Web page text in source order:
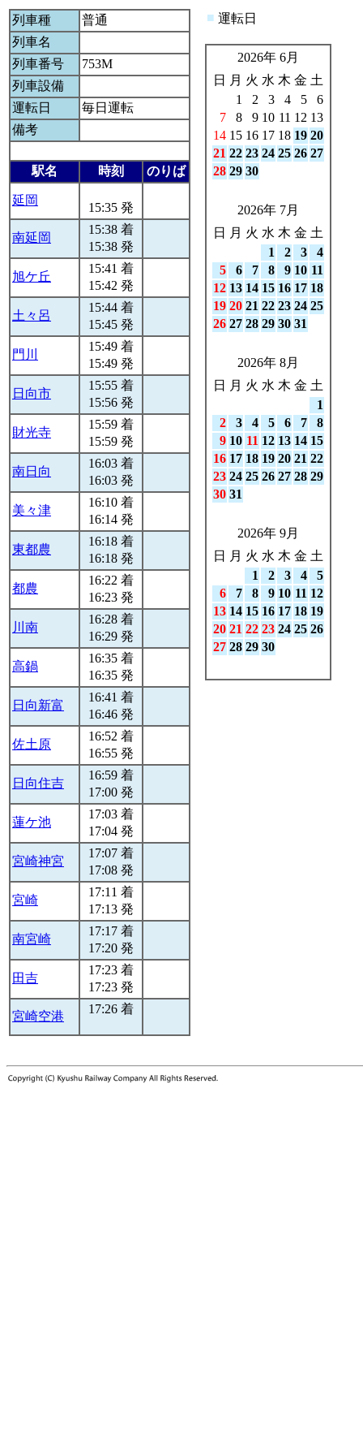
列車種
普通
列車名
列車番号
753M
列車設備
運転日
毎日運転
備考
駅名 時刻 のりば
延岡
15:35 発
南延岡
15:38 着
15:38 発
旭ケ丘
15:41 着
15:42 発
土々呂
15:44 着
15:45 発
門川
15:49 着
15:49 発
日向市
15:55 着
15:56 発
財光寺
15:59 着
15:59 発
南日向
16:03 着
16:03 発
美々津
16:10 着
16:14 発
東都農
16:18 着
16:18 発
都農
16:22 着
16:23 発
川南
16:28 着
16:29 発
高鍋
16:35 着
16:35 発
日向新富
16:41 着
16:46 発
佐土原
16:52 着
16:55 発
日向住吉
16:59 着
17:00 発
蓮ケ池
17:03 着
17:04 発
宮崎神宮
17:07 着
17:08 発
宮崎
17:11 着
17:13 発
南宮崎
17:17 着
17:20 発
田吉
17:23 着
17:23 発
宮崎空港
17:26 着
■ 運転日
2026年 6月
日
月 火 水 木 金 土
1
2 3 4 5
6
7
8 9 10 11 12 13
14 15 16 17 18 19 20
21 22 23 24 25 26 27
28 29 30
2026年 7月
日
月 火 水 木 金 土
1
2 3
4
5
6 7 8 9 10 11
12 13 14 15 16 17 18
19 20 21 22 23 24 25
26 27 28 29 30 31
2026年 8月
日
月 火 水 木 金 土
1
2
3 4 5 6 7
8
9 10 11 12 13 14 15
16 17 18 19 20 21 22
23 24 25 26 27 28 29
30 31
2026年 9月
日
月 火 水 木 金 土
1
2 3 4
5
6
7 8 9 10 11 12
13 14 15 16 17 18 19
20 21 22 23 24 25 26
27 28 29 30